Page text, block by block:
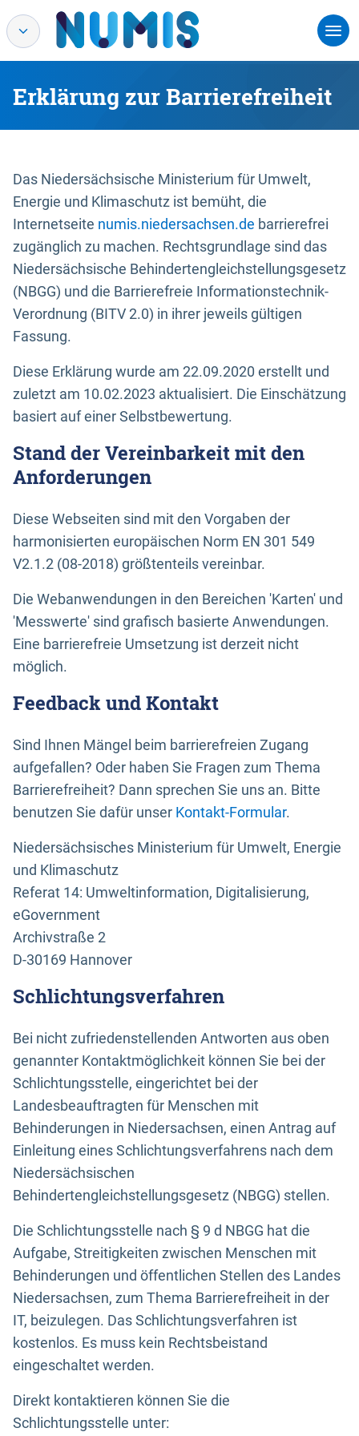
Erklärung zur Barrierefreiheit
Das Niedersächsische Ministerium für Umwelt,
Energie und Klimaschutz ist bemüht, die
Internetseite numis.niedersachsen.de barrierefrei
zugänglich zu machen. Rechtsgrundlage sind das
Niedersächsische Behindertengleichstellungsgesetz
(NBGG) und die Barrierefreie Informationstechnik-
Verordnung (BITV 2.0) in ihrer jeweils gültigen
Fassung.
Diese Erklärung wurde am 22.09.2020 erstellt und
zuletzt am 10.02.2023 aktualisiert. Die Einschätzung
basiert auf einer Selbstbewertung.
Stand der Vereinbarkeit mit den
Anforderungen
Diese Webseiten sind mit den Vorgaben der
harmonisierten europäischen Norm EN 301 549
V2.1.2 (08-2018) größtenteils vereinbar.
Die Webanwendungen in den Bereichen 'Karten' und
'Messwerte' sind grafisch basierte Anwendungen.
Eine barrierefreie Umsetzung ist derzeit nicht
möglich.
Feedback und Kontakt
Sind Ihnen Mängel beim barrierefreien Zugang
aufgefallen? Oder haben Sie Fragen zum Thema
Barrierefreiheit? Dann sprechen Sie uns an. Bitte
benutzen Sie dafür unser Kontakt-Formular.
Niedersächsisches Ministerium für Umwelt, Energie
und Klimaschutz
Referat 14: Umweltinformation, Digitalisierung,
eGovernment
Archivstraße 2
D-30169 Hannover
Schlichtungsverfahren
Bei nicht zufriedenstellenden Antworten aus oben
genannter Kontaktmöglichkeit können Sie bei der
Schlichtungsstelle, eingerichtet bei der
Landesbeauftragten für Menschen mit
Behinderungen in Niedersachsen, einen Antrag auf
Einleitung eines Schlichtungsverfahrens nach dem
Niedersächsischen
Behindertengleichstellungsgesetz (NBGG) stellen.
Die Schlichtungsstelle nach § 9 d NBGG hat die
Aufgabe, Streitigkeiten zwischen Menschen mit
Behinderungen und öffentlichen Stellen des Landes
Niedersachsen, zum Thema Barrierefreiheit in der
IT, beizulegen. Das Schlichtungsverfahren ist
kostenlos. Es muss kein Rechtsbeistand
eingeschaltet werden.
Direkt kontaktieren können Sie die
Schlichtungsstelle unter: